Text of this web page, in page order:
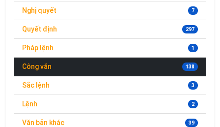
Nghị quyết 7
Quyết định 297
Pháp lệnh 1
Công văn 138
Sắc lệnh 3
Lệnh 2
Văn bản khác 39